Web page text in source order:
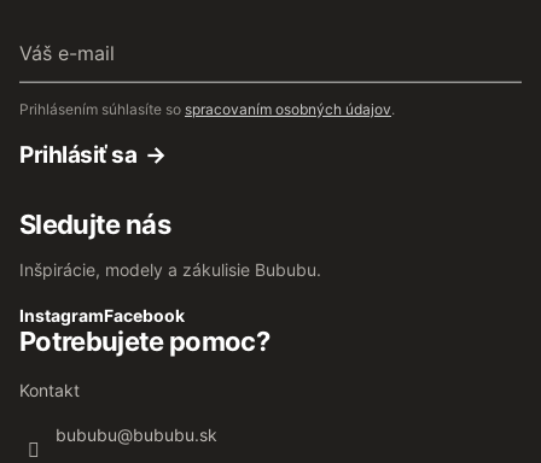
e-
mail
Prihlásením súhlasíte so spracovaním osobných údajov.
Prihlásiť sa
Sledujte nás
Inšpirácie, modely a zákulisie Bububu.
InstagramFacebook
Potrebujete pomoc?
Kontakt
bububu@bububu.sk